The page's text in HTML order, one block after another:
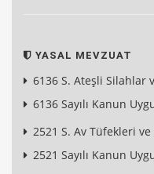
YASAL MEVZUAT
6136 S. Ateşli Silahlar
6136 Sayılı Kanun
2521 S. Av Tüfekleri
2521 Sayılı Kanun